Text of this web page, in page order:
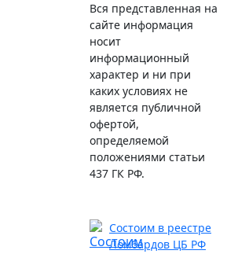
Вся представленная на
сайте информация
носит
информационный
характер и ни при
каких условиях не
является публичной
офертой,
определяемой
положениями статьи
437 ГК РФ.
Состоим в реестре
Ломбардов ЦБ РФ